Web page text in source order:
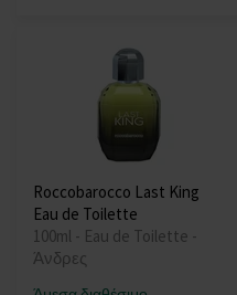
Roccobarocco Last King
Eau de Toilette
100ml - Eau de Toilette -
Άνδρες